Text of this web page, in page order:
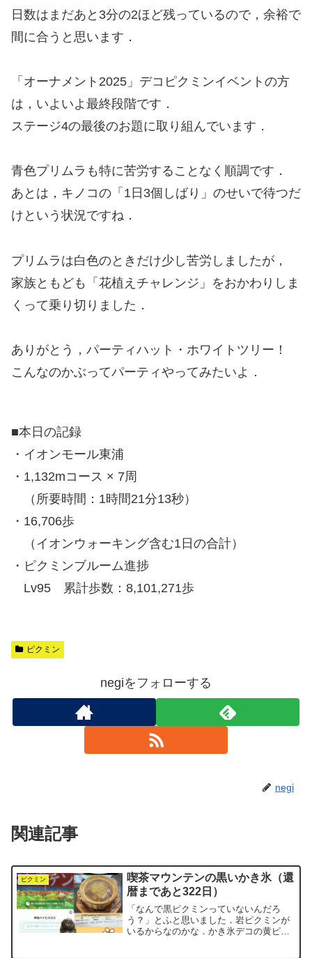
日数はまだあと3分の2ほど残っているので，余裕で
間に合うと思います．
「オーナメント2025」デコピクミンイベントの方
は，いよいよ最終段階です．
ステージ4の最後のお題に取り組んでいます．
青色プリムラも特に苦労することなく順調です．
あとは，キノコの「1日3個しばり」のせいで待つだ
けという状況ですね．
プリムラは白色のときだけ少し苦労しましたが，
家族ともども「花植えチャレンジ」をおかわりしま
くって乗り切りました．
ありがとう，パーティハット・ホワイトツリー！
こんなのかぶってパーティやってみたいよ．
■本日の記録
・イオンモール東浦
・1,132mコース × 7周
（所要時間：1時間21分13秒）
・16,706歩
（イオンウォーキング含む1日の合計）
・ピクミンブルーム進捗
Lv95 累計歩数：8,101,271歩
ピクミン
negiをフォローする
negi
関連記事
ピクミン
喫茶マウンテンの黒いかき氷（還
暦まであと322日）
「なんで黒ピクミンっていないんだろ
う？」とふと思いました．岩ピクミンが
いるからなのかな．かき氷デコの黄ピク